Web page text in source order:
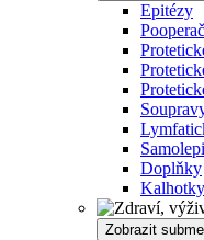
Epitézy
Doplňky
Kalhotky
Zobrazit